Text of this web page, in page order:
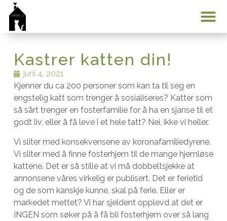
Kastrer katten din!
juni 4, 2021
Kjenner du ca 200 personer som kan ta til seg en
engstelig katt som trenger å sosialiseres? Katter som
så sårt trenger en fosterfamilie for å ha en sjanse til et
godt liv, eller å få leve i et hele tatt? Nei, ikke vi heller.
Vi sliter med konsekvensene av koronafamiliedyrene.
Vi sliter med å finne fosterhjem til de mange hjemløse
kattene. Det er så stille at vi må dobbeltsjekke at
annonsene våres virkelig er publisert. Det er ferietid
og de som kanskje kunne, skal på ferie. Eller er
markedet mettet? Vi har sjeldent opplevd at det er
INGEN som søker på å få bli fosterhjem over så lang